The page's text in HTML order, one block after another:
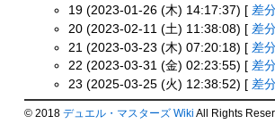
19 (2023-01-26 (木) 14:17:37) [ 差
20 (2023-02-11 (土) 11:38:08) [ 差
21 (2023-03-23 (木) 07:20:18) [ 差
22 (2023-03-31 (金) 02:23:55) [ 差
23 (2025-03-25 (火) 12:38:52) [ 差
© 2018 デュエル・マスターズ Wiki All Rights